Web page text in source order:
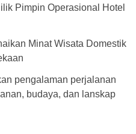
Pimpin Operasional Hotel
Minat Wisata Domestik
pengalaman perjalanan
budaya, dan lanskap